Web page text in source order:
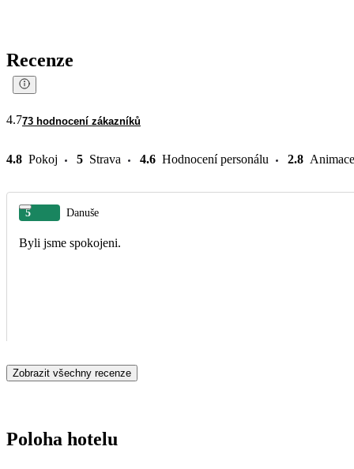
Recenze
4.773 hodnocení zákazníků
4.8 Pokoj 5 Strava 4.6 Hodnocení personálu 2.8 Animace
5 Danuše
Byli jsme spokojeni.
Zobrazit všechny recenze
Poloha hotelu